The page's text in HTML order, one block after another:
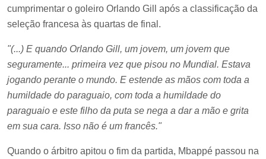
cumprimentar o goleiro Orlando Gill
após a classificação da
seleção francesa às quartas de final.
"(...) E quando Orlando Gill, um jovem, um jovem que
seguramente... primeira vez que pisou no Mundial. Estava
jogando perante o mundo. E estende as mãos com toda a
humildade do paraguaio, com toda a humildade do
paraguaio e este filho da puta se nega a dar a mão e grita
em sua cara. Isso não é um francês."
Quando o árbitro apitou o fim da partida, Mbappé passou na